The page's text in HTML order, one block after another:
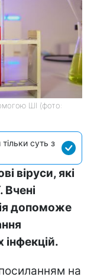
ШІ (фото:
суть з
віруси, які
допоможе
інфекцій.
на